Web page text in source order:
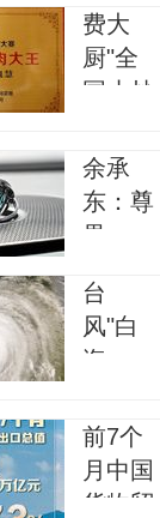
育局：
已叫停
招聘，
查组全
面核查
负债百
万：一
个养牛
谁该为
农户的
单丨红
星调查
费大
厨"全
国小炒
王"称
号被指
凭视频
方回应
余承
东：尊
界
V680新
车24小
3500台
台
风"白
海
心附近
最大风
力已达
前7个
月中国
货物贸